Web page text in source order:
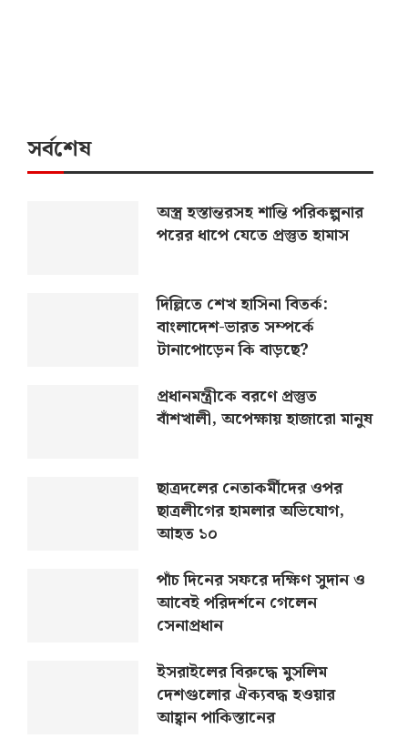
সর্বশেষ
অস্ত্র হস্তান্তরসহ শান্তি পরিকল্পনার
পরের ধাপে যেতে প্রস্তুত হামাস
দিল্লিতে শেখ হাসিনা বিতর্ক:
বাংলাদেশ-ভারত সম্পর্কে
টানাপোড়েন কি বাড়ছে?
প্রধানমন্ত্রীকে বরণে প্রস্তুত
বাঁশখালী, অপেক্ষায় হাজারো মানুষ
ছাত্রদলের নেতাকর্মীদের ওপর
ছাত্রলীগের হামলার অভিযোগ,
আহত ১০
পাঁচ দিনের সফরে দক্ষিণ সুদান ও
আবেই পরিদর্শনে গেলেন
সেনাপ্রধান
ইসরাইলের বিরুদ্ধে মুসলিম
দেশগুলোর ঐক্যবদ্ধ হওয়ার
আহ্বান পাকিস্তানের